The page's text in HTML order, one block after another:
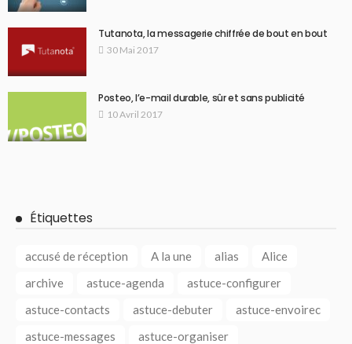
Tutanota, la messagerie chiffrée de bout en bout
30 Mai 2017
Posteo, l’e-mail durable, sûr et sans publicité
10 Avril 2017
Étiquettes
accusé de réception A la une alias
Alice
archive
astuce-agenda
astuce-configurer
astuce-contacts
astuce-debuter
astuce-envoirec
astuce-messages
astuce-organiser